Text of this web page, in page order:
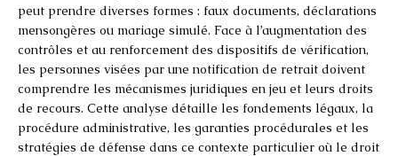
peut prendre diverses formes : faux documents, déclarations
mensongères ou mariage simulé. Face à l’augmentation des
contrôles et au renforcement des dispositifs de vérification,
les personnes visées par une notification de retrait doivent
comprendre les mécanismes juridiques en jeu et leurs droits
de recours. Cette analyse détaille les fondements légaux, la
procédure administrative, les garanties procédurales et les
stratégies de défense dans ce contexte particulier où le droit